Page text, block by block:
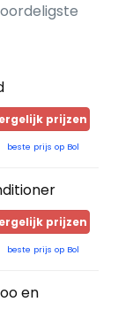
prijzen
beste prijs op Bol
prijzen
beste prijs op Bol
en